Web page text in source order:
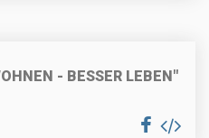
- BESSER LEBEN"